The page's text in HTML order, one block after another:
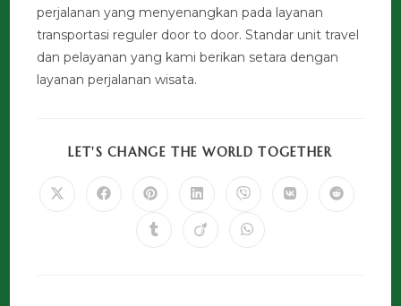
perjalanan yang menyenangkan pada layanan
transportasi reguler door to door. Standar unit travel
dan pelayanan yang kami berikan setara dengan
layanan perjalanan wisata.
LET'S CHANGE THE WORLD TOGETHER